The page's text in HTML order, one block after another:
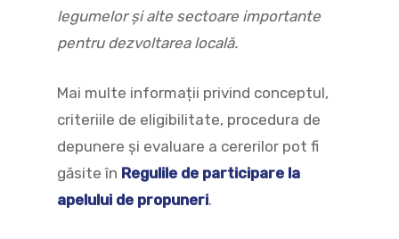
legumelor și alte sectoare importante
pentru dezvoltarea locală.
Mai multe informații privind conceptul,
criteriile de eligibilitate, procedura de
depunere și evaluare a cererilor pot fi
găsite în Regulile de participare la
apelului de propuneri.